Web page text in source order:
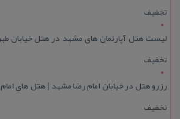
تخفیف
تخفیف
تخفیف